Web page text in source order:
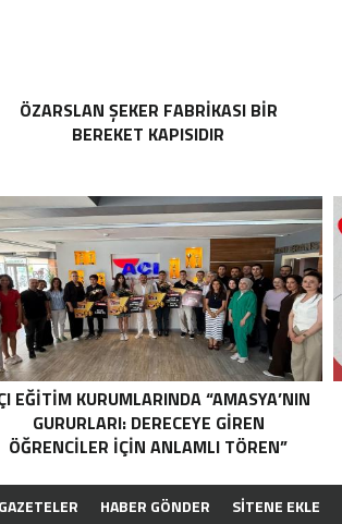
ÖZARSLAN ŞEKER FABRİKASI BİR
BEREKET KAPISIDIR
EĞİTİM KURUMLARINDA “AMASYA’NIN
GURURLARI: DERECEYE GIREN
ÖĞRENCILER İÇIN ANLAMLI TÖREN”
GAZETELER HABER GÖNDER SİTENE EKLE